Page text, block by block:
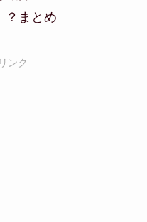
？まとめ
ンク